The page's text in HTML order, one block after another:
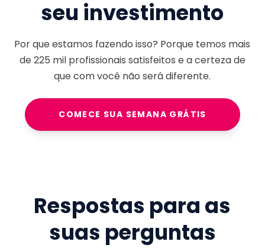
seu investimento
Por que estamos fazendo isso? Porque temos mais
de225 milprofissionais satisfeitos e a certeza de
que com você não será diferente.
COMECE SUA SEMANA GRÁTIS
Respostas para as
suas perguntas